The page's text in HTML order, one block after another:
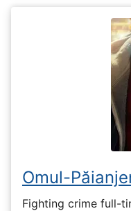
Omul-
Fighting crime full-